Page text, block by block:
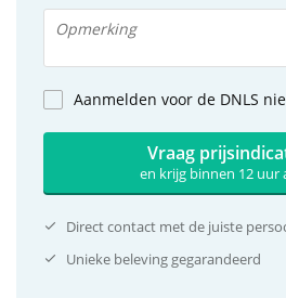
Aanmelden voor de DNLS
Vraag
en krijg binnen 12 uur
Direct contact met de juiste
Unieke beleving gegarandeerd